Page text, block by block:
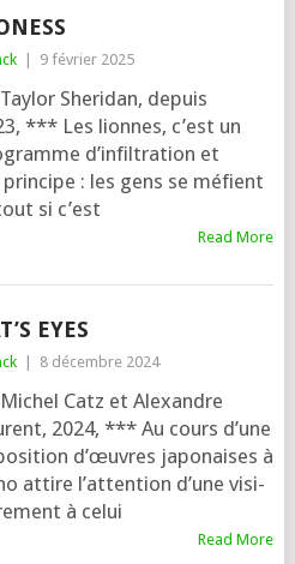
9 février 2025
Sheridan, depuis
*** Les lionnes, c’est un
d’in­fil­tra­tion et
prin­cipe : les gens se méfient
si c’est
Read More
EYES
8 décembre 2024
Catz et Alexandre
2024, *** Au cours d’une
d’œuvres japo­naises à
attire l’at­ten­tion d’une visi­
à celui
Read More